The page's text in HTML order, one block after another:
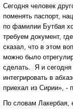
Сегодня человек
поменять паспорт,
по фамилии Бутбая
требуем документ,
сказал, что в этом
можно было
сделать. Я и
интегрировать в
приехал из Сирии», -
По словам Лакербая,